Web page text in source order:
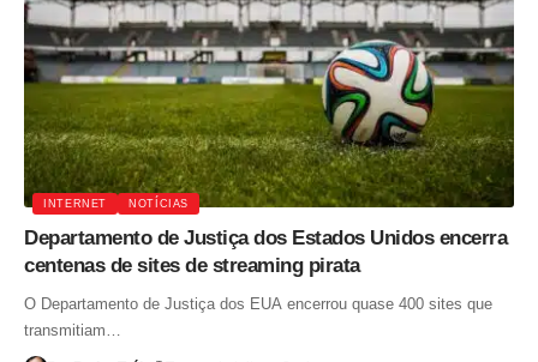
INTERNET NOTÍCIAS
Departamento de Justiça dos Estados Unidos encerra
centenas de sites de streaming pirata
O Departamento de Justiça dos EUA encerrou quase 400 sites que
transmitiam…